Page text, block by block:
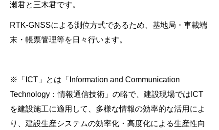
瀬君と三木君です。
RTK-GNSSによる測位方式であるため、基地局・車載端
末・帳票管理等を日々行います。
※「ICT」とは「Information and Communication
Technology：情報通信技術」の略で、建設現場ではICT
を建設施工に適用して、多様な情報の効率的な活用によ
り、建設生産システムの効率化・高度化による生産性向